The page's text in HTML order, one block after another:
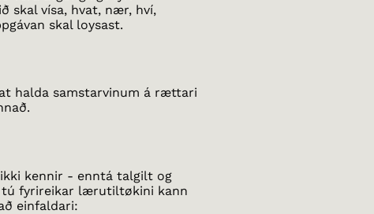
skal vísa, hvat, nær, hví,
skal loysast.
halda samstarvinum á rættari
kennir - enntá talgilt og
tú fyrireikar lærutiltøkini kann
einfaldari: